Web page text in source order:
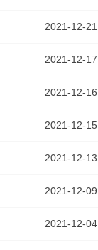
2021-12-21
2021-12-17
2021-12-16
2021-12-15
2021-12-13
2021-12-09
2021-12-04